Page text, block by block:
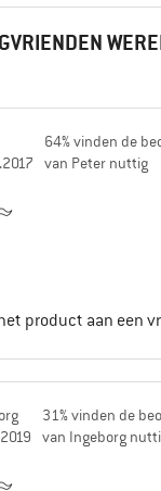
64% vinden de
van Peter nuttig
product aan een
31% vinden de
van Ingeborg